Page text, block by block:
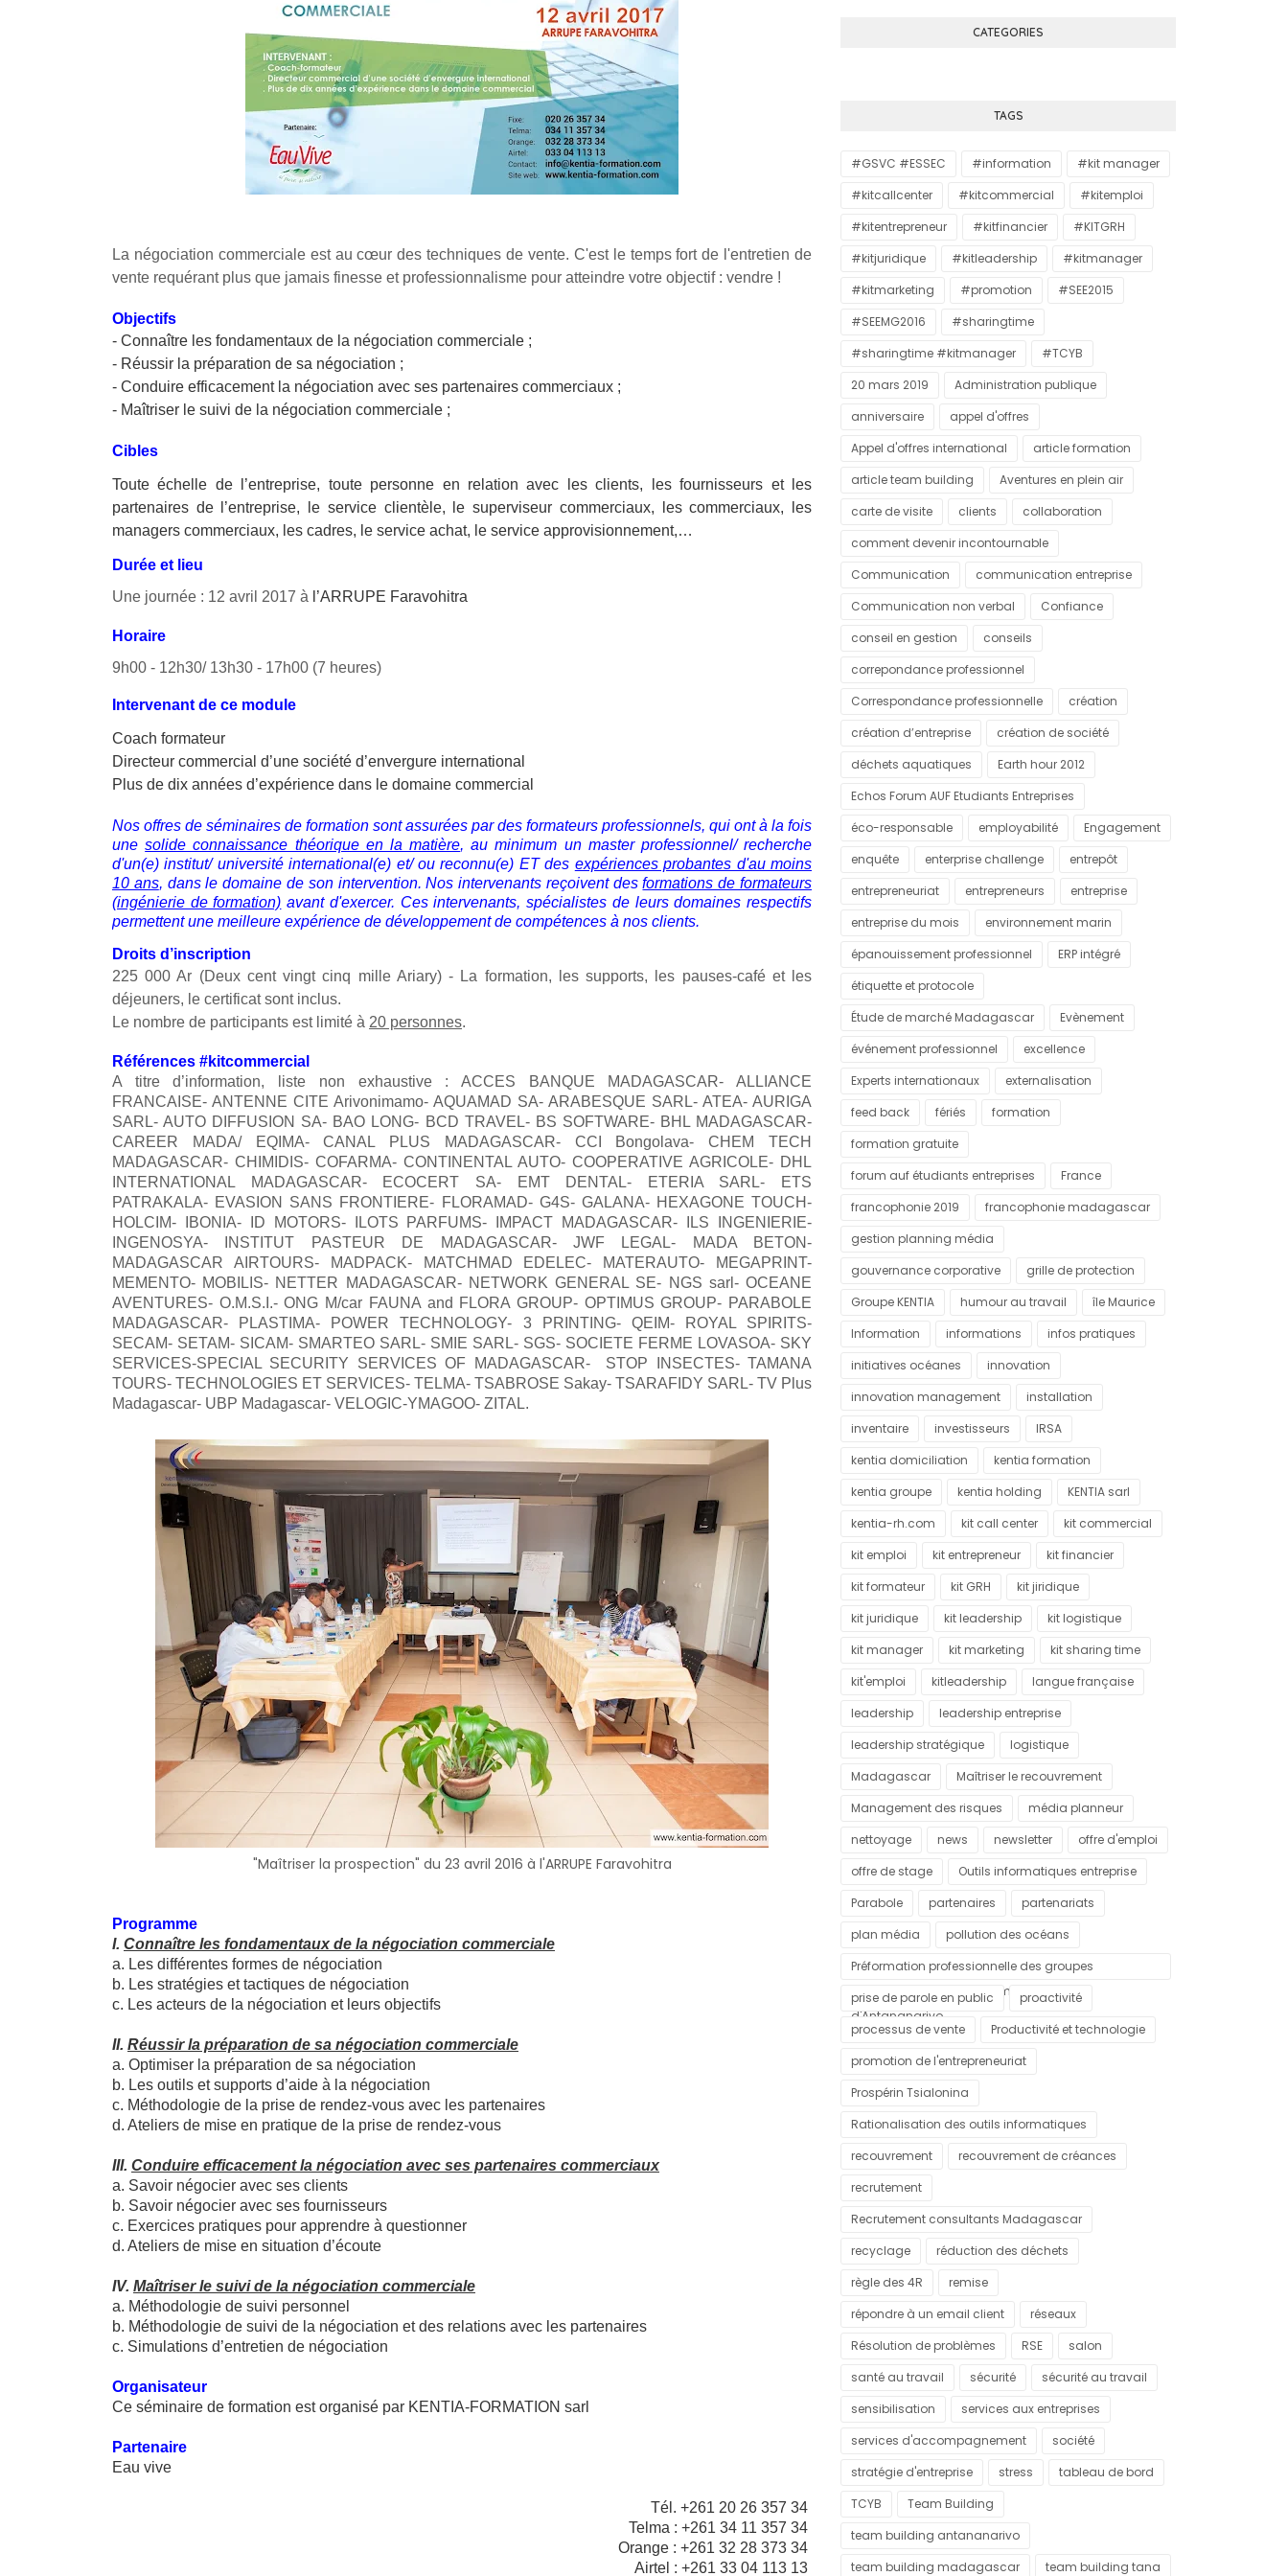
La négociation commerciale est au cœur des techniques de vente. C'est le temps fort de l'entretien de
vente requérant plus que jamais finesse et professionnalisme pour atteindre votre objectif : vendre !
Objectifs
- Connaître les fondamentaux de la négociation commerciale ;
- Réussir la préparation de sa négociation ;
- Conduire efficacement la négociation avec ses partenaires commerciaux ;
- Maîtriser le suivi de la négociation commerciale ;
Cibles
Toute échelle de l’entreprise, toute personne en relation avec les clients, les fournisseurs et les
partenaires de l’entreprise, le service clientèle, le superviseur commerciaux, les commerciaux, les
managers commerciaux, les cadres, le service achat, le service approvisionnement,…
Durée et lieu
Une journée : 12 avril 2017 à l’ARRUPE Faravohitra
Horaire
9h00 - 12h30/ 13h30 - 17h00 (7 heures)
Intervenant de ce module
Coach formateur
Directeur commercial d’une société d’envergure international
Plus de dix années d’expérience dans le domaine commercial
Nos offres de séminaires de formation sont assurées par des formateurs professionnels, qui ont à la fois
unesolide connaissance théorique en la matière, au minimum un master professionnel/ recherche
d'un(e) institut/ université international(e) et/ ou reconnu(e) ET des expériences probantes d'au moins
10 ans, dans le domaine de son intervention. Nos intervenants reçoivent desformations de formateurs
(ingénierie de formation) avant d'exercer. Ces intervenants, spécialistes de leurs domaines respectifs
permettent une meilleure expérience de développement de compétences à nos clients.
Droits d’inscription
225 000 Ar (Deux cent vingt cinq mille Ariary) - La formation, les supports, les pauses-café et les
déjeuners, le certificat sont inclus.
Le nombre de participants est limité à 20 personnes.
Références #kitcommercial
A titre d’information, liste non exhaustive : ACCES BANQUE MADAGASCAR- ALLIANCE
FRANCAISE- ANTENNE CITE Arivonimamo- AQUAMAD SA- ARABESQUE SARL- ATEA- AURIGA
SARL- AUTO DIFFUSION SA- BAO LONG- BCD TRAVEL- BS SOFTWARE- BHL MADAGASCAR-
CAREER MADA/ EQIMA- CANAL PLUS MADAGASCAR- CCI Bongolava- CHEM TECH
MADAGASCAR- CHIMIDIS- COFARMA- CONTINENTAL AUTO- COOPERATIVE AGRICOLE- DHL
INTERNATIONAL MADAGASCAR- ECOCERT SA- EMT DENTAL- ETERIA SARL- ETS
PATRAKALA- EVASION SANS FRONTIERE- FLORAMAD- G4S- GALANA- HEXAGONE TOUCH-
HOLCIM- IBONIA- ID MOTORS- ILOTS PARFUMS- IMPACT MADAGASCAR- ILS INGENIERIE-
INGENOSYA- INSTITUT PASTEUR DE MADAGASCAR- JWF LEGAL- MADA BETON-
MADAGASCAR AIRTOURS- MADPACK- MATCHMAD EDELEC- MATERAUTO- MEGAPRINT-
MEMENTO- MOBILIS- NETTER MADAGASCAR- NETWORK GENERAL SE- NGS sarl- OCEANE
AVENTURES- O.M.S.I.- ONG M/car FAUNA and FLORA GROUP- OPTIMUS GROUP- PARABOLE
MADAGASCAR- PLASTIMA- POWER TECHNOLOGY- 3 PRINTING- QEIM- ROYAL SPIRITS-
SECAM- SETAM- SICAM- SMARTEO SARL- SMIE SARL- SGS- SOCIETE FERME LOVASOA- SKY
SERVICES-SPECIAL SECURITY SERVICES OF MADAGASCAR- STOP INSECTES- TAMANA
TOURS- TECHNOLOGIES ET SERVICES- TELMA- TSABROSE Sakay- TSARAFIDY SARL- TV Plus
Madagascar- UBP Madagascar- VELOGIC-YMAGOO- ZITAL.
"Maîtriser la prospection" du 23 avril 2016 à l'ARRUPE Faravohitra
Programme
I. Connaître les fondamentaux de la négociation commerciale
a. Les différentes formes de négociation
b. Les stratégies et tactiques de négociation
c. Les acteurs de la négociation et leurs objectifs
II. Réussir la préparation de sa négociation commerciale
a. Optimiser la préparation de sa négociation
b. Les outils et supports d’aide à la négociation
c. Méthodologie de la prise de rendez-vous avec les partenaires
d. Ateliers de mise en pratique de la prise de rendez-vous
III. Conduire efficacement la négociation avec ses partenaires commerciaux
a. Savoir négocier avec ses clients
b. Savoir négocier avec ses fournisseurs
c. Exercices pratiques pour apprendre à questionner
d. Ateliers de mise en situation d’écoute
IV. Maîtriser le suivi de la négociation commerciale
a. Méthodologie de suivi personnel
b. Méthodologie de suivi de la négociation et des relations avec les partenaires
c. Simulations d’entretien de négociation
Organisateur
Ce séminaire de formation est organisé par KENTIA-FORMATION sarl
Partenaire
Eau vive
Tél. +261 20 26 357 34
Telma : +261 34 11 357 34
Orange : +261 32 28 373 34
Airtel : +261 33 04 113 13
CATEGORIES
TAGS
#GSVC #ESSEC #information
#kit manager
#kitcallcenter
#kitcommercial
#kitemploi
#kitentrepreneur
#kitfinancier
#KITGRH
#kitjuridique
#kitleadership
#kitmanager
#kitmarketing
#promotion
#SEE2015
#SEEMG2016
#sharingtime
#sharingtime #kitmanager
#TCYB
20 mars 2019
Administration publique
anniversaire
appel d'offres
Appel d'offres international
article formation
article team building
Aventures en plein air
carte de visite
clients
collaboration
comment devenir incontournable
Communication
communication entreprise
Communication non verbal
Confiance
conseil en gestion
conseils
correpondance professionnel
Correspondance professionnelle
création
création d’entreprise
création de société
déchets aquatiques
Earth hour 2012
Echos Forum AUF Etudiants Entreprises
éco-responsable
employabilité
Engagement
enquête
enterprise challenge
entrepôt
entrepreneuriat
entrepreneurs
entreprise
entreprise du mois
environnement marin
épanouissement professionnel
ERP intégré
étiquette et protocole
Étude de marché Madagascar
Evènement
événement professionnel
excellence
Experts internationaux
externalisation
feed back
fériés
formation
formation gratuite
forum auf étudiants entreprises
France
francophonie 2019
francophonie madagascar
gestion planning média
gouvernance corporative
grille de protection
Groupe KENTIA
humour au travail
île Maurice
Information
informations
infos pratiques
initiatives océanes
innovation
innovation management
installation
inventaire
investisseurs
IRSA
kentia domiciliation
kentia formation
kentia groupe
kentia holding
KENTIA sarl
kentia-rh.com
kit call center
kit commercial
kit emploi
kit entrepreneur
kit financier
kit formateur
kit GRH
kit jiridique
kit juridique
kit leadership
kit logistique
kit manager
kit marketing
kit sharing time
kit'emploi
kitleadership
langue française
leadership
leadership entreprise
leadership stratégique
logistique
Madagascar
Maîtriser le recouvrement
Management des risques
média planneur
nettoyage
news newsletter
offre d'emploi
offre de stage
Outils informatiques entreprise
Parabole
partenaires
partenariats
plan média
pollution des océans
Préformation professionnelle des groupes
vulnérables dans la commune urbaine
d'Antananarivo
prise de parole en public
proactivité
processus de vente
Productivité et technologie
promotion de l'entrepreneuriat
Prospérin Tsialonina
Rationalisation des outils informatiques
recouvrement
recouvrement de créances
recrutement
Recrutement consultants Madagascar
recyclage
réduction des déchets
règle des 4R
remise
répondre à un email client
réseaux
Résolution de problèmes
RSE
salon
santé au travail
sécurité
sécurité au travail
sensibilisation
services aux entreprises
services d'accompagnement
société
stratégie d'entreprise
stress
tableau de bord
TCYB
Team Building
team building antananarivo
team building madagascar
team building tana